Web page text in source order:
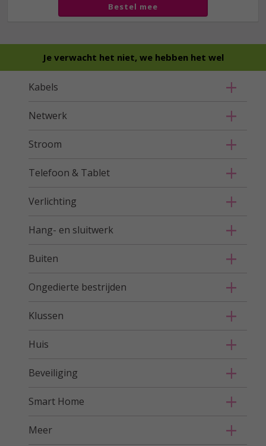
Bestel mee
Je verwacht het niet, we hebben het wel
Kabels
Netwerk
Stroom
Telefoon & Tablet
Verlichting
Hang- en sluitwerk
Buiten
Ongedierte bestrijden
Klussen
Huis
Beveiliging
Smart Home
Meer